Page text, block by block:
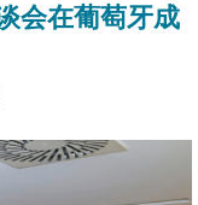
会在葡萄牙成